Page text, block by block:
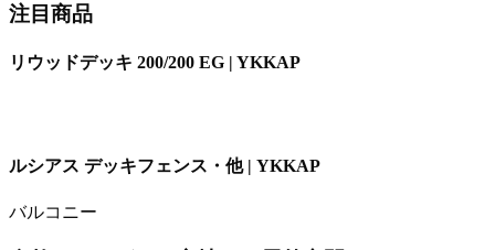
注目商品
リウッドデッキ 200/200 EG | YKKAP
ルシアス デッキフェンス・他 | YKKAP
バルコニー